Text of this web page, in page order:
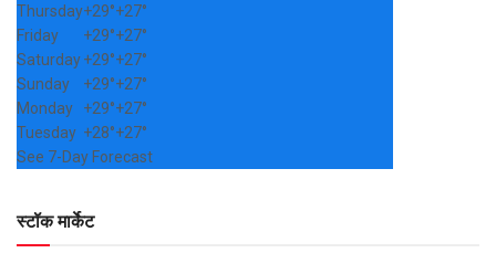
Thursday+29°+27°
Friday
+29°+27°
Saturday+29°+27°
Sunday
+29°+27°
Monday
+29°+27°
Tuesday +28°+27°
See 7-Day Forecast
स्टॉक मार्केट